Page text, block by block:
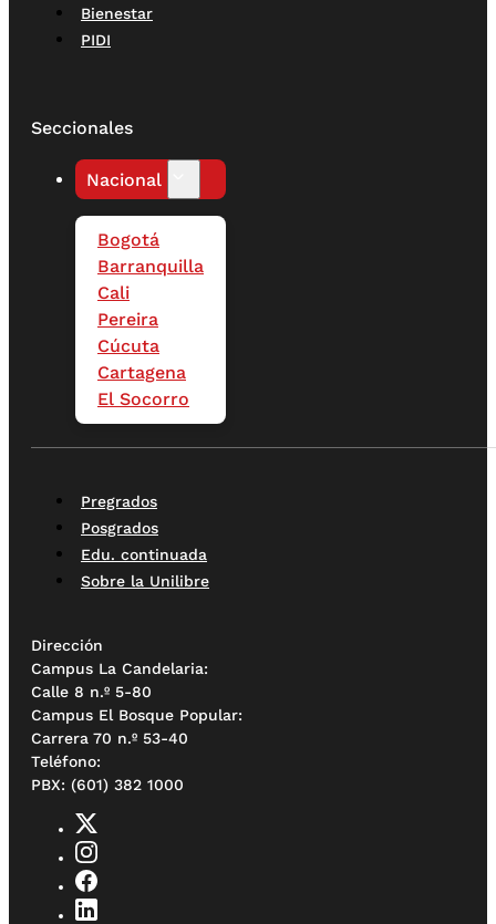
Bienestar
PIDI
Seccionales
Nacional
Bogotá
Barranquilla
Cali
Pereira
Cúcuta
Cartagena
El Socorro
Pregrados
Posgrados
Edu. continuada
Sobre la Unilibre
Dirección
Campus La Candelaria:
Calle 8 n.º 5-80
Campus El Bosque Popular:
Carrera 70 n.º 53-40
Teléfono:
PBX: (601) 382 1000